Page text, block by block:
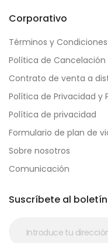
Corporativo
Términos y Condiciones
Política de Cancelación
Contrato de venta a
Política de Privacidad y
Política de privacidad
Formulario de plan de
Sobre nosotros
Comunicación
Suscríbete al boletín